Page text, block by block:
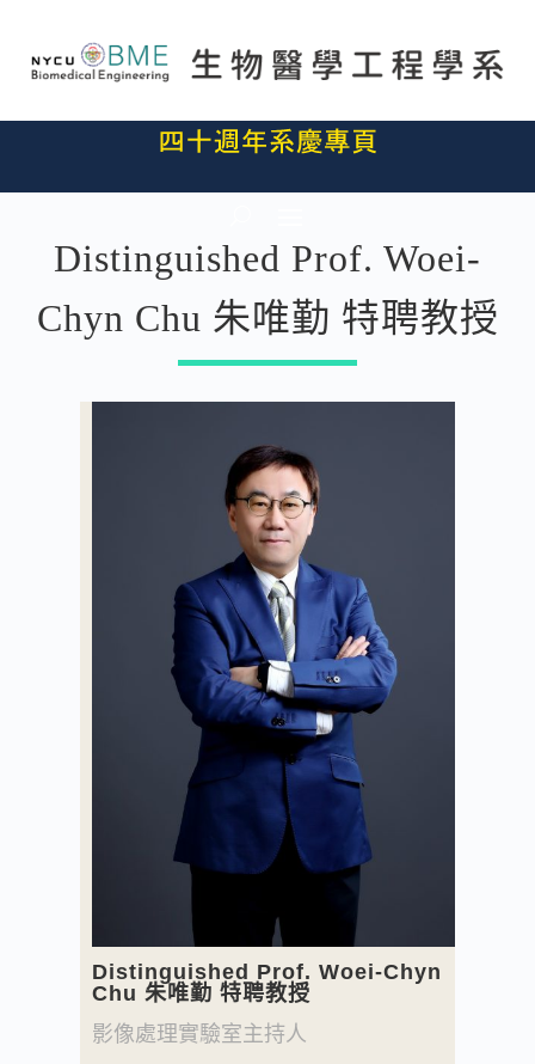
Distinguished Prof. Woei-
Chyn Chu 朱唯勤 特聘教授
Distinguished Prof. Woei-Chyn
Chu 朱唯勤 特聘教授
影像處理實驗室主持人